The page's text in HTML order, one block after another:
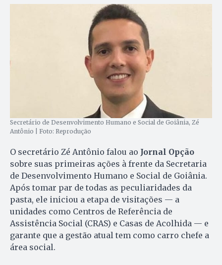
Secretário de Desenvolvimento Humano e Social de Goiânia, Zé
Antônio | Foto: Reprodução
O secretário Zé Antônio falou ao Jornal Opção
sobre suas primeiras ações à frente da Secretaria
de Desenvolvimento Humano e Social de Goiânia.
Após tomar par de todas as peculiaridades da
pasta, ele iniciou a etapa de visitações — a
unidades como Centros de Referência de
Assistência Social (CRAS) e Casas de Acolhida — e
garante que a gestão atual tem como carro chefe a
área social.